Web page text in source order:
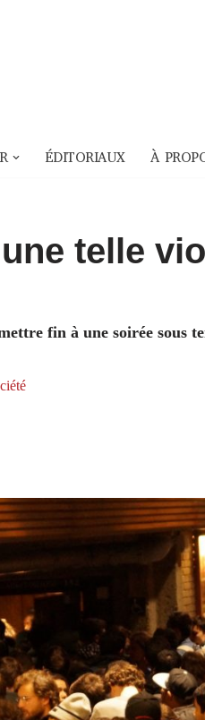
ÉDITORIAUX À
telle
fin à une soirée sous